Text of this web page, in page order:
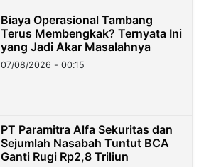
Biaya Operasional Tambang
Terus Membengkak? Ternyata Ini
yang Jadi Akar Masalahnya
07/08/2026 - 00:15
PT Paramitra Alfa Sekuritas dan
Sejumlah Nasabah Tuntut BCA
Ganti Rugi Rp2,8 Triliun